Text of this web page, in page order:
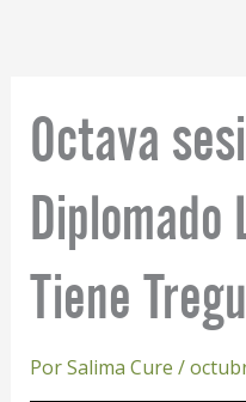
Octava
Diplomado
Tiene
PorSalima Cure /